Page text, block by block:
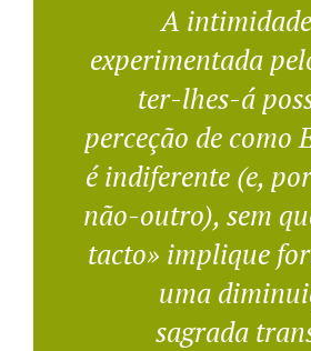
A
experimentada
ter-lhes-á
perceção de como
é indiferente (e,
não-outro), sem
tacto» implique
uma
sagrada